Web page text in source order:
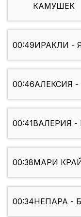
КАМУШЕК
00:49ИРАКЛИ -
00:46АЛЕКСИЯ
00:41ВАЛЕРИЯ
00:38МАРИ
00:34НЕПАРА -